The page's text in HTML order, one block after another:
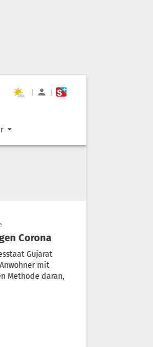
| |
Corona
Gujarat
mit
Methode daran,